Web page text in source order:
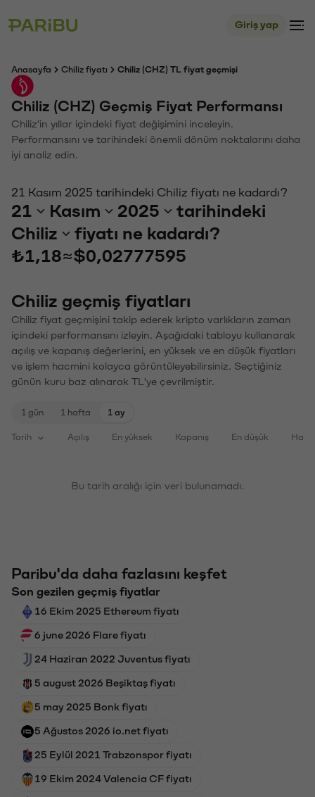
Giriş yap
Anasayfa Chiliz fiyatı Chiliz (CHZ) TL fiyat geçmişi
Chiliz (CHZ) Geçmiş Fiyat Performansı
Chiliz'in yıllar içindeki fiyat değişimini inceleyin.
Performansını ve tarihindeki önemli dönüm noktalarını daha
iyi analiz edin.
21 Kasım 2025 tarihindeki Chiliz fiyatı ne kadardı?
21 Kasım 2025
tarihindeki
Chiliz
fiyatı ne kadardı?
₺1,18≈$0,02777595
Chiliz geçmiş fiyatları
Chiliz fiyat geçmişini takip ederek kripto varlıkların zaman
içindeki performansını izleyin. Aşağıdaki tabloyu kullanarak
açılış ve kapanış değerlerini, en yüksek ve en düşük fiyatları
ve işlem hacmini kolayca görüntüleyebilirsiniz. Seçtiğiniz
günün kuru baz alınarak TL'ye çevrilmiştir.
1 gün 1 hafta 1 ay
Tarih Açılış En yüksek Kapanış En düşük
Bu tarih aralığı için veri bulunamadı.
Paribu'da daha fazlasını keşfet
Son gezilen geçmiş fiyatlar
16 Ekim 2025 Ethereum fiyatı
6 june 2026 Flare fiyatı
24 Haziran 2022 Juventus fiyatı
5 august 2026 Beşiktaş fiyatı
5 may 2025 Bonk fiyatı
5 Ağustos 2026 io.net fiyatı
25 Eylül 2021 Trabzonspor fiyatı
19 Ekim 2024 Valencia CF fiyatı